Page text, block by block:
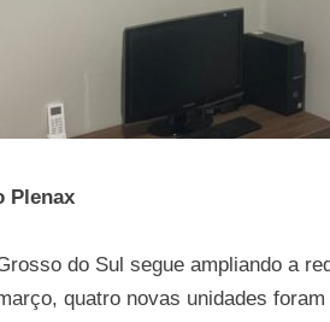
Plenax
do Sul segue ampliando a
quatro novas unidades